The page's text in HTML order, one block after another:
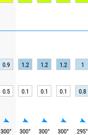
0.9 1.2 1.2 1.2 1
0.5 0.1 0.1 0.1 0.8
300° 300° 300° 300° 295°